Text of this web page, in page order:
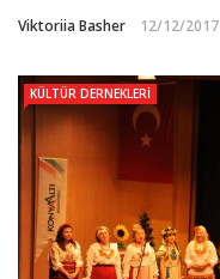
Viktoriia Basher 12/12/2017
KÜLTÜR DERNEKLERI